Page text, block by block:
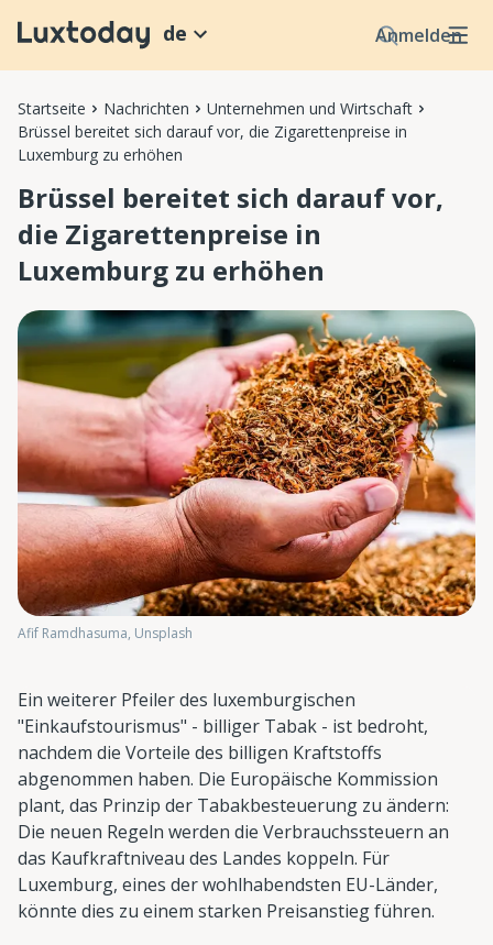
Anmelden
de
Startseite Nachrichten
Unternehmen und Wirtschaft
Brüssel bereitet sich darauf vor, die Zigarettenpreise in
Luxemburg zu erhöhen
Brüssel bereitet sich darauf vor,
die Zigarettenpreise in
Luxemburg zu erhöhen
Afif Ramdhasuma, Unsplash
Ein weiterer Pfeiler des luxemburgischen
"Einkaufstourismus" - billiger Tabak - ist bedroht,
nachdem die Vorteile des billigen Kraftstoffs
abgenommen haben. Die Europäische Kommission
plant, das Prinzip der Tabakbesteuerung zu ändern:
Die neuen Regeln werden die Verbrauchssteuern an
das Kaufkraftniveau des Landes koppeln. Für
Luxemburg, eines der wohlhabendsten EU-Länder,
könnte dies zu einem starken Preisanstieg führen.